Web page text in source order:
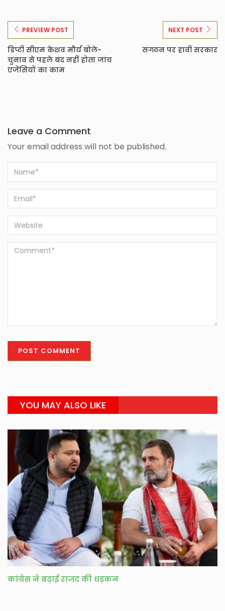
PREVIEW POST
डिप्टी सीएम केशव मौर्य बोले-
चुनाव से पहले बंद नहीं होता जांच
एजेंसियों का काम
NEXT POST
संगठन पर हावी सरकार
Leave a Comment
Your email address will not be published.
YOU MAY ALSO LIKE
कांग्रेस ने बढ़ाई राजद की धड़कन